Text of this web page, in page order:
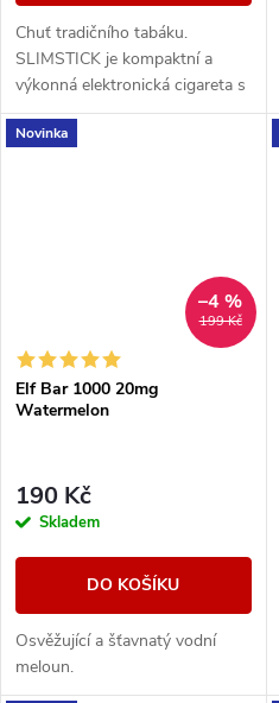
Chuť tradičního tabáku.
SLIMSTICK je kompaktní a
výkonná elektronická cigareta s
předplněnou cartridgí o objemu
2ml.
Novinka
199 Kč
–4 %
Elf Bar 1000 20mg
Watermelon
190 Kč
Skladem
DO KOŠÍKU
Osvěžující a šťavnatý vodní
meloun.